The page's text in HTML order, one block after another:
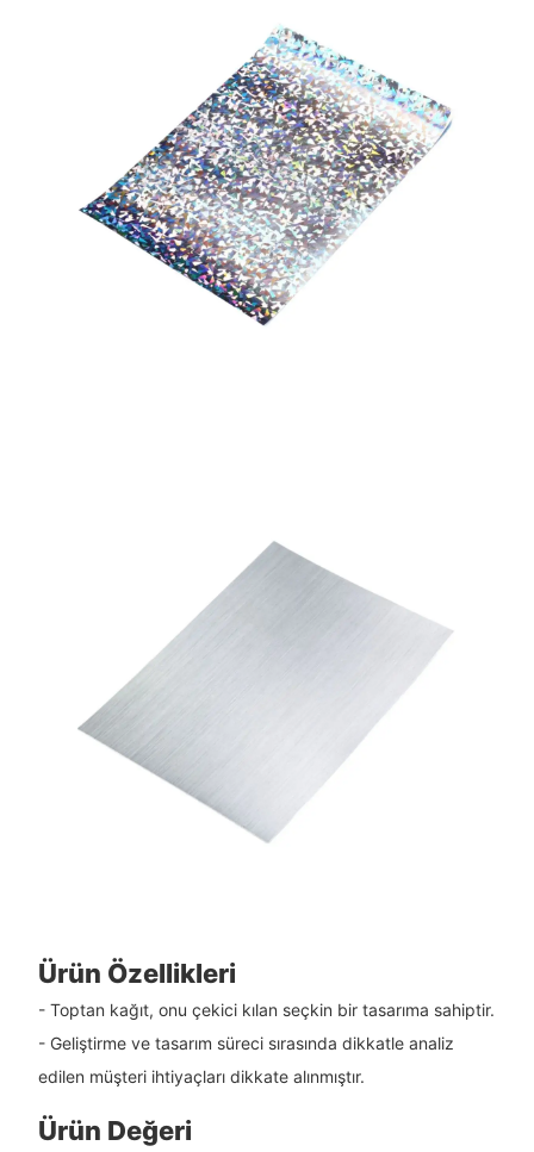
Ürün Özellikleri
- Toptan kağıt, onu çekici kılan seçkin bir tasarıma sahiptir.
- Geliştirme ve tasarım süreci sırasında dikkatle analiz
edilen müşteri ihtiyaçları dikkate alınmıştır.
Ürün Değeri